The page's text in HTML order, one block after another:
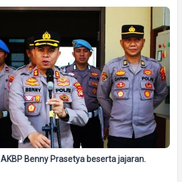
Benny Prasetya beserta jajaran.